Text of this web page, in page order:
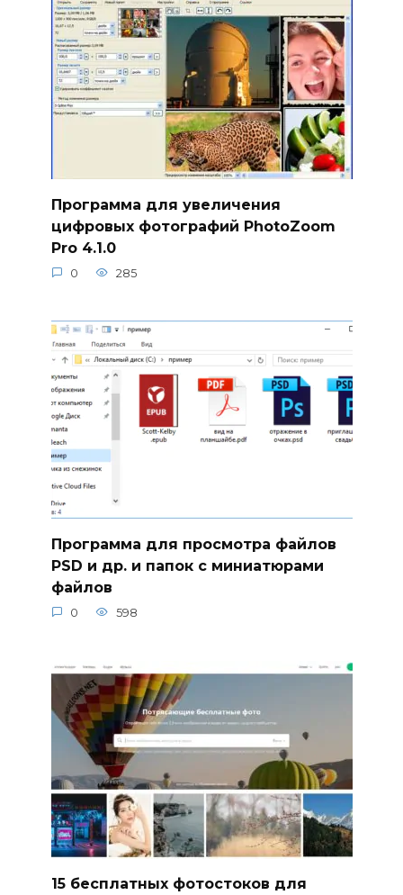
Программа для увеличения
цифровых фотографий PhotoZoom
Pro 4.1.0
0 285
Программа для просмотра файлов
PSD и др. и папок с миниатюрами
файлов
0 598
15 бесплатных фотостоков для